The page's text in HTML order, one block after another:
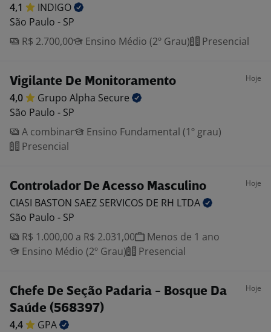
4,1
INDIGO
São Paulo - SP
R$ 2.700,00
Ensino Médio (2º Grau) Presencial
Vigilante De Monitoramento Hoje
4,0 Grupo Alpha Secure
São Paulo - SP
A combinar
Ensino Fundamental (1º grau)
Presencial
Controlador De Acesso Masculino Hoje
CIASI BASTON SAEZ SERVICOS DE RH LTDA
São Paulo - SP
R$ 1.000,00 a R$ 2.031,00
Menos de 1 ano
Ensino Médio (2º Grau)
Presencial
Chefe De Seção Padaria - Bosque Da
Saúde (568397)
Hoje
4,4
GPA